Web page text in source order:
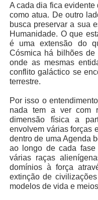
A cada dia fica
como atua. De outro
busca preservar a sua
Humanidade. O que
é uma extensão do
Cósmica há bilhões
onde as mesmas
conflito galáctico se
terrestre.
Por isso o
nada tem a ver com
dimensão física a
envolvem várias forças
dentro de uma Agenda
ao longo de cada fase
várias raças
domínios à força
extinção de
modelos de vida e